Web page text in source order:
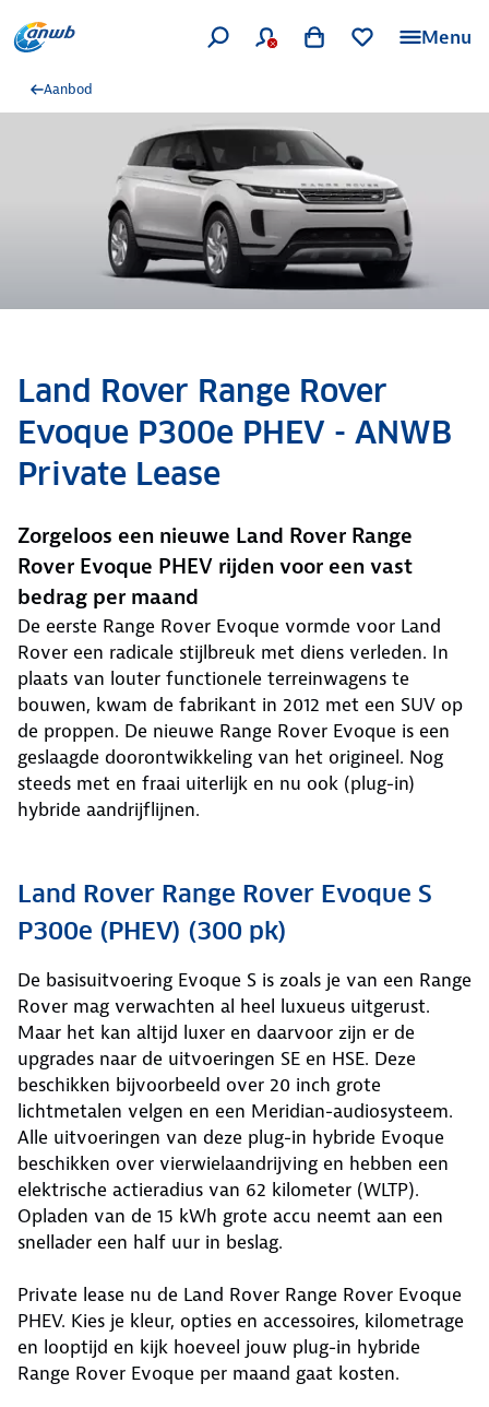
Menu
Aanbod
Land Rover Range Rover
Evoque P300e PHEV - ANWB
Private Lease
Zorgeloos een nieuwe Land Rover Range
Rover Evoque PHEV rijden voor een vast
bedrag per maand
De eerste Range Rover Evoque vormde voor Land
Rover een radicale stijlbreuk met diens verleden. In
plaats van louter functionele terreinwagens te
bouwen, kwam de fabrikant in 2012 met een SUV op
de proppen. De nieuwe Range Rover Evoque is een
geslaagde doorontwikkeling van het origineel. Nog
steeds met en fraai uiterlijk en nu ook (plug-in)
hybride aandrijflijnen.
Land Rover Range Rover Evoque S
P300e (PHEV) (300 pk)
De basisuitvoering Evoque S is zoals je van een Range
Rover mag verwachten al heel luxueus uitgerust.
Maar het kan altijd luxer en daarvoor zijn er de
upgrades naar de uitvoeringen SE en HSE. Deze
beschikken bijvoorbeeld over 20 inch grote
lichtmetalen velgen en een Meridian-audiosysteem.
Alle uitvoeringen van deze plug-in hybride Evoque
beschikken over vierwielaandrijving en hebben een
elektrische actieradius van 62 kilometer (WLTP).
Opladen van de 15 kWh grote accu neemt aan een
snellader een half uur in beslag.
Private lease nu de Land Rover Range Rover Evoque
PHEV. Kies je kleur, opties en accessoires, kilometrage
en looptijd en kijk hoeveel jouw plug-in hybride
Range Rover Evoque per maand gaat kosten.